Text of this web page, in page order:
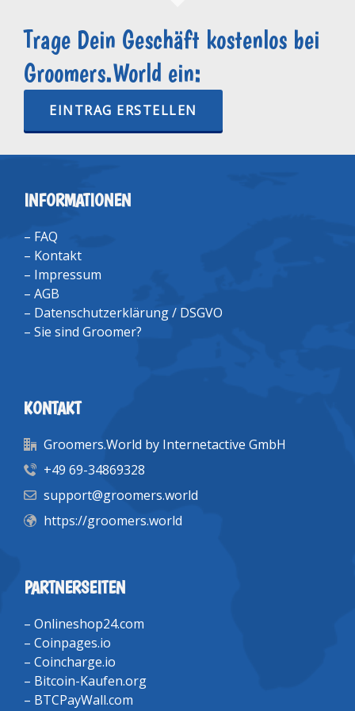
Trage Dein Geschäft kostenlos bei
Groomers.World ein:
EINTRAG ERSTELLEN
INFORMATIONEN
– FAQ
– Kontakt
– Impressum
– AGB
– Datenschutzerklärung / DSGVO
– Sie sind Groomer?
KONTAKT
Groomers.World by Internetactive GmbH
+49 69-34869328
support@groomers.world
https://groomers.world
PARTNERSEITEN
– Onlineshop24.com
– Coinpages.io
– Coincharge.io
– Bitcoin-Kaufen.org
– BTCPayWall.com